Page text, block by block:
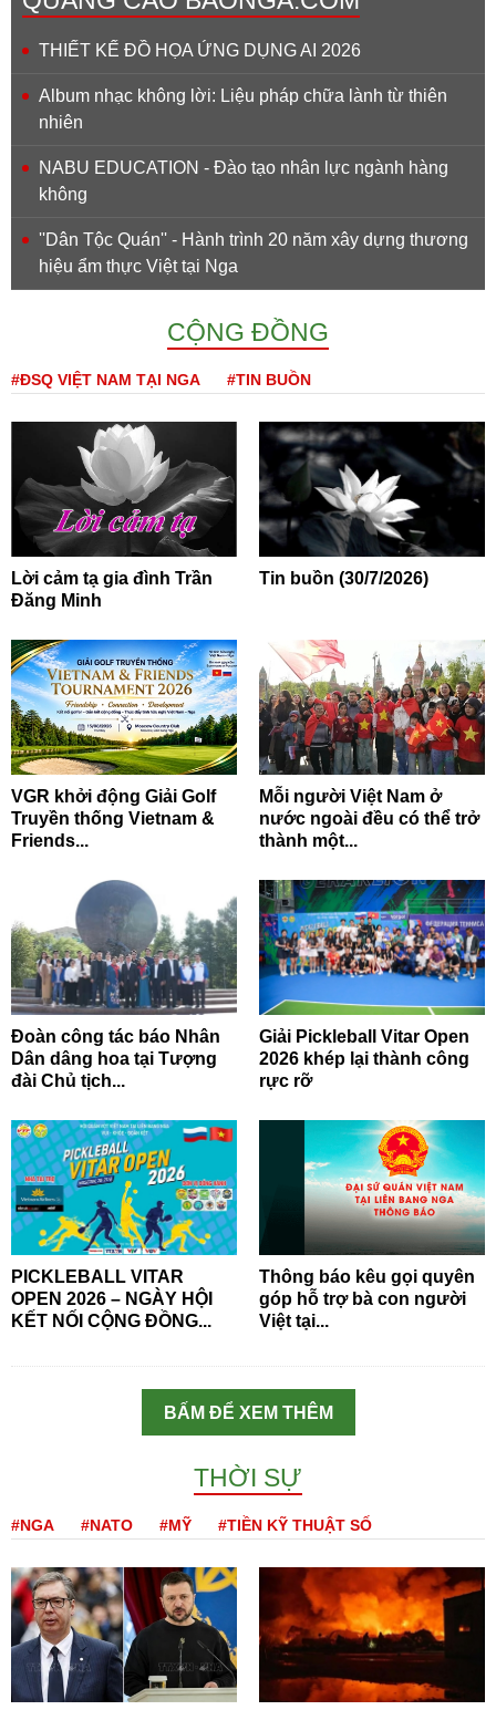
THIẾT KẾ ĐỒ HỌA ỨNG DỤNG AI 2026
Album nhạc không lời: Liệu pháp chữa lành từ thiên
nhiên
NABU EDUCATION - Đào tạo nhân lực ngành hàng
không
''Dân Tộc Quán'' - Hành trình 20 năm xây dựng thương
hiệu ẩm thực Việt tại Nga
CỘNG ĐỒNG
#ĐSQ VIỆT NAM TẠI NGA #TIN BUỒN
Lời cảm tạ gia đình Trần
Đăng Minh
Tin buồn (30/7/2026)
VGR khởi động Giải Golf
Truyền thống Vietnam &
Friends...
Mỗi người Việt Nam ở
nước ngoài đều có thể trở
thành một...
Đoàn công tác báo Nhân
Dân dâng hoa tại Tượng
đài Chủ tịch...
Giải Pickleball Vitar Open
2026 khép lại thành công
rực rỡ
PICKLEBALL VITAR
OPEN 2026 – NGÀY HỘI
KẾT NỐI CỘNG ĐỒNG...
Thông báo kêu gọi quyên
góp hỗ trợ bà con người
Việt tại...
BẤM ĐỂ XEM THÊM
THỜI SỰ
#NGA #NATO #MỸ #TIỀN KỸ THUẬT SỐ